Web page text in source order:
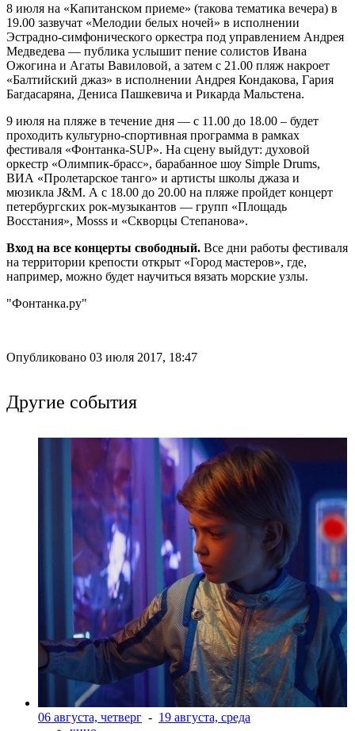
8 июля на «Капитанском приеме» (такова тематика вечера) в
19.00 зазвучат «Мелодии белых ночей» в исполнении
Эстрадно-симфонического оркестра под управлением Андрея
Медведева — публика услышит пение солистов Ивана
Ожогина и Агаты Вавиловой, а затем с 21.00 пляж накроет
«Балтийский джаз» в исполнении Андрея Кондакова, Гария
Багдасаряна, Дениса Пашкевича и Рикарда Мальстена.
9 июля на пляже в течение дня — с 11.00 до 18.00 – будет
проходить культурно-спортивная программа в рамках
фестиваля «Фонтанка-SUP». На сцену выйдут: духовой
оркестр «Олимпик-брасс», барабанное шоу Simple Drums,
ВИА «Пролетарское танго» и артисты школы джаза и
мюзикла J&M. А с 18.00 до 20.00 на пляже пройдет концерт
петербургских рок-музыкантов — групп «Площадь
Восстания», Mosss и «Скворцы Степанова».
Вход на все концерты свободный. Все дни работы фестиваля
на территории крепости открыт «Город мастеров», где,
например, можно будет научиться вязать морские узлы.
"Фонтанка.ру"
Опубликовано 03 июля 2017, 18:47
Другие события
06 августа, четверг - 19 августа, среда